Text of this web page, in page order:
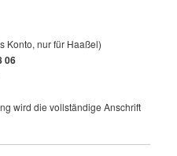
Konto, nur für Haaßel)
06
wird die vollständige Anschrift